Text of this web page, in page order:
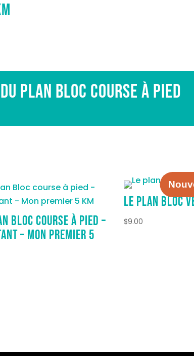
plan Bloc course à pied
Bloc course à pied –
– Mon premier 5
Le plan bloc
$9.00